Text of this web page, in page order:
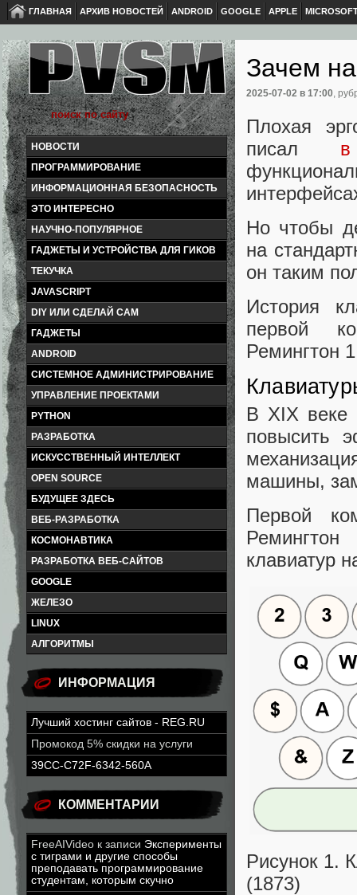
ГЛАВНАЯ АРХИВ НОВОСТЕЙ ANDROID GOOGLE APPLE
НОВОСТИ
ПРОГРАММИРОВАНИЕ
ИНФОРМАЦИОННАЯ БЕЗОПАСНОСТЬ
ЭТО ИНТЕРЕСНО
НАУЧНО-ПОПУЛЯРНОЕ
ГАДЖЕТЫ И УСТРОЙСТВА ДЛЯ ГИКОВ
ТЕКУЧКА
JAVASCRIPT
DIY ИЛИ СДЕЛАЙ САМ
ГАДЖЕТЫ
ANDROID
СИСТЕМНОЕ АДМИНИСТРИРОВАНИЕ
УПРАВЛЕНИЕ ПРОЕКТАМИ
PYTHON
РАЗРАБОТКА
ИСКУССТВЕННЫЙ ИНТЕЛЛЕКТ
OPEN SOURCE
БУДУЩЕЕ ЗДЕСЬ
ВЕБ-РАЗРАБОТКА
КОСМОНАВТИКА
РАЗРАБОТКА ВЕБ-САЙТОВ
GOOGLE
ЖЕЛЕЗО
LINUX
АЛГОРИТМЫ
ИНФОРМАЦИЯ
Лучший хостинг сайтов - REG.RU
Промокод 5% скидки на услуги
39CC-C72F-6342-560A
КОММЕНТАРИИ
FreeAIVideo к записи Эксперименты
с тиграми и другие способы
преподавать программирование
студентам, которым скучно
Зачем
2025-07-02 в 17:00,
Плохая
писал
Но чтобы
на
он таким
История
первой
Ремингтон
В XIX веке
повысить
машины,
Первой
клавиатур
Рисунок 1.
(1873)